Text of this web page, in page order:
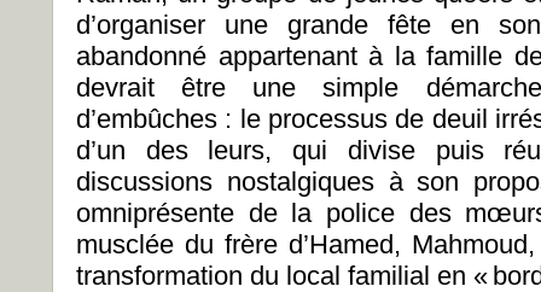
d’organiser une grande fête en
abandonné appartenant à la famille
devrait être une simple
d’embûches : le processus de deuil
d’un des leurs, qui divise puis
discussions nostalgiques à son
omniprésente de la police des
musclée du frère d’Hamed,
transformation du local familial en «